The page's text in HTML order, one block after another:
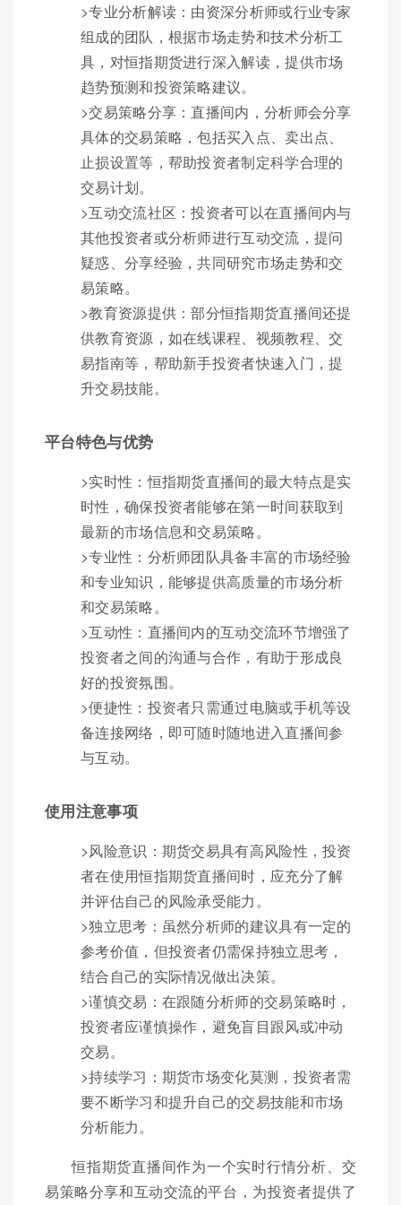
>专业分析解读：由资深分析师或行业专家
组成的团队，根据市场走势和技术分析工
具，对恒指期货进行深入解读，提供市场
趋势预测和投资策略建议。
>交易策略分享：直播间内，分析师会分享
具体的交易策略，包括买入点、卖出点、
止损设置等，帮助投资者制定科学合理的
交易计划。
>互动交流社区：投资者可以在直播间内与
其他投资者或分析师进行互动交流，提问
疑惑、分享经验，共同研究市场走势和交
易策略。
>教育资源提供：部分恒指期货直播间还提
供教育资源，如在线课程、视频教程、交
易指南等，帮助新手投资者快速入门，提
升交易技能。
平台特色与优势
>实时性：恒指期货直播间的最大特点是实
时性，确保投资者能够在第一时间获取到
最新的市场信息和交易策略。
>专业性：分析师团队具备丰富的市场经验
和专业知识，能够提供高质量的市场分析
和交易策略。
>互动性：直播间内的互动交流环节增强了
投资者之间的沟通与合作，有助于形成良
好的投资氛围。
>便捷性：投资者只需通过电脑或手机等设
备连接网络，即可随时随地进入直播间参
与互动。
使用注意事项
>风险意识：期货交易具有高风险性，投资
者在使用恒指期货直播间时，应充分了解
并评估自己的风险承受能力。
>独立思考：虽然分析师的建议具有一定的
参考价值，但投资者仍需保持独立思考，
结合自己的实际情况做出决策。
>谨慎交易：在跟随分析师的交易策略时，
投资者应谨慎操作，避免盲目跟风或冲动
交易。
>持续学习：期货市场变化莫测，投资者需
要不断学习和提升自己的交易技能和市场
分析能力。
恒指期货直播间作为一个实时行情分析、交
易策略分享和互动交流的平台，为投资者提供了